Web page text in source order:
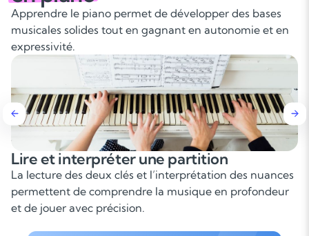
Apprendre le piano permet de développer des bases
musicales solides tout en gagnant en autonomie et en
expressivité.
et interpréter une partition
lecture des deux clés et l’interprétation des nuances
de comprendre la musique en profondeur
de jouer avec précision.